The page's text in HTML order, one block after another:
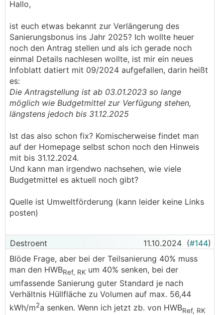
Hallo,
ist euch etwas bekannt zur Verlängerung des
Sanierungsbonus ins Jahr 2025? Ich wollte heuer
noch den Antrag stellen und als ich gerade noch
einmal Details nachlesen wollte, ist mir ein neues
Infoblatt datiert mit 09/2024 aufgefallen, darin heißt
es:
Die Antragstellung ist ab 03.01.2023 so lange
möglich wie Budgetmittel zur Verfügung stehen,
längstens jedoch bis 31.12.2025
Ist das also schon fix? Komischerweise findet man
auf der Homepage selbst schon noch den Hinweis
mit bis 31.12.2024.
Und kann man irgendwo nachsehen, wie viele
Budgetmittel es aktuell noch gibt?
Quelle ist Umweltförderung (kann leider keine Links
posten)
Destroent 11.10.2024 (#144)
Blöde Frage, aber bei der Teilsanierung 40% muss
man den HWBRef, RK um 40% senken, bei der
umfassende Sanierung guter Standard je nach
Verhältnis Hüllfläche zu Volumen auf max. 56,44
kWh/m2a senken. Wenn ich jetzt zb. von HWBRef, RK